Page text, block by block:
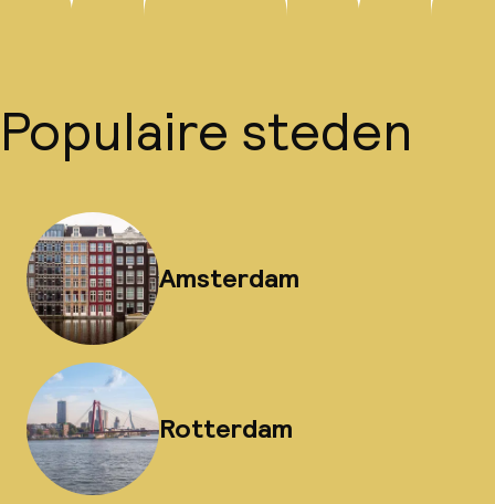
Populaire steden
Amsterdam
Rotterdam